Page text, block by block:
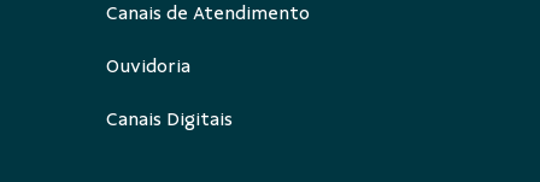
Canais de Atendimento
Ouvidoria
Canais Digitais